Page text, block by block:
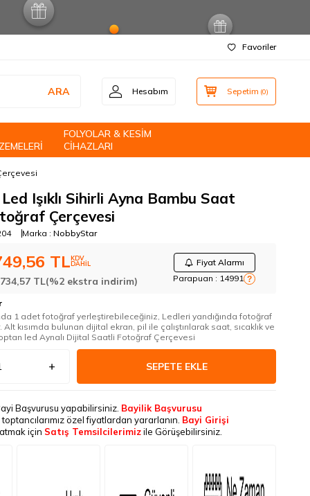
Favoriler
ARA Hesabım Sepetim (0)
FOLYOLAR & KESİM
CİHAZLARI
Işıklı Sihirli Ayna Bambu Saat
Çerçevesi
Marka :NobbyStar
TLKDV
DAHİL
Fiyat Alarmı
Parapuan : 14991 ?
734,57 TL(%2 ekstra indirim)
1 adet fotoğraf yerleştirebileceğiniz, Ledleri yandığında fotoğraf
kısımda bulunan dijital ekran, pil ile çalıştırılarak saat, sıcaklık ve
led Aynalı Dijital Saatli Fotoğraf Çerçevesi
SEPETE EKLE
Başvurusu yapabilirsiniz. Bayilik Başvurusu
özel fiyatlardan yararlanın. Bayi Girişi
için Satış Temsilcilerimizile Görüşebilirsiniz.